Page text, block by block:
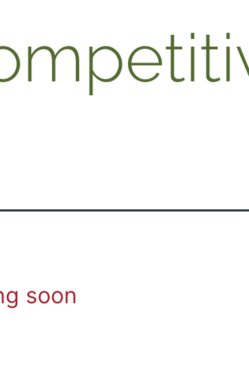
soon